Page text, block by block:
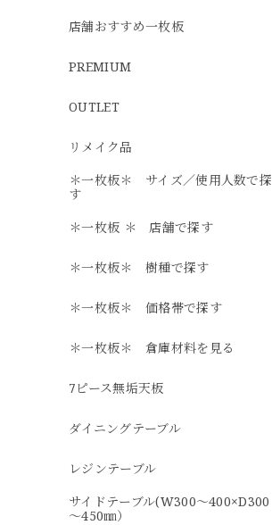
店舗おすすめ一枚板
PREMIUM
OUTLET
リメイク品
＊一枚板＊ サイズ／使用人数で探
す
＊一枚板 ＊ 店舗で探す
＊一枚板＊ 樹種で探す
＊一枚板＊ 価格帯で探す
＊一枚板＊ 倉庫材料を見る
7ピース無垢天板
ダイニングテーブル
レジンテーブル
サイドテーブル(W300～400×D300
～450㎜）